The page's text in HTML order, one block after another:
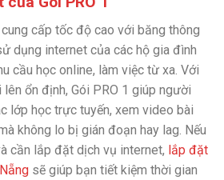
cấp tốc độ cao với băng thông
dụng internet của các hộ gia đình
cầu học online, làm việc từ xa. Với
ổn định, Gói PRO 1 giúp người
lớp học trực tuyến, xem video bài
không lo bị gián đoạn hay lag. Nếu
cần lắp đặt dịch vụ internet, lắp đặt
sẽ giúp bạn tiết kiệm thời gian